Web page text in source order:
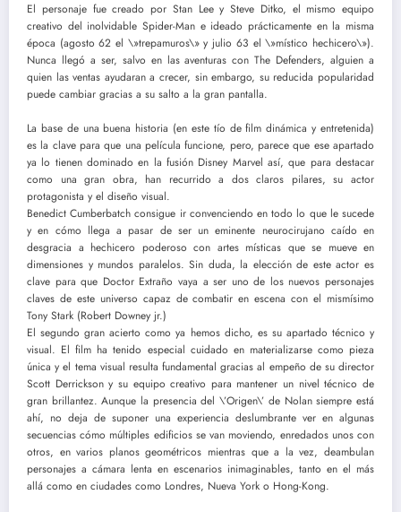
El personaje fue creado por Stan Lee y Steve Ditko, el mismo equipo
creativo del inolvidable Spider-Man e ideado prácticamente en la misma
época (agosto 62 el \»trepamuros\» y julio 63 el \»místico hechicero\»).
Nunca llegó a ser, salvo en las aventuras con The Defenders, alguien a
quien las ventas ayudaran a crecer, sin embargo, su reducida popularidad
puede cambiar gracias a su salto a la gran pantalla.
La base de una buena historia (en este tío de film dinámica y entretenida)
es la clave para que una película funcione, pero, parece que ese apartado
ya lo tienen dominado en la fusión Disney Marvel así, que para destacar
como una gran obra, han recurrido a dos claros pilares, su actor
protagonista y el diseño visual.
Benedict Cumberbatch consigue ir convenciendo en todo lo que le sucede
y en cómo llega a pasar de ser un eminente neurocirujano caído en
desgracia a hechicero poderoso con artes místicas que se mueve en
dimensiones y mundos paralelos. Sin duda, la elección de este actor es
clave para que Doctor Extraño vaya a ser uno de los nuevos personajes
claves de este universo capaz de combatir en escena con el mismísimo
Tony Stark (Robert Downey jr.)
El segundo gran acierto como ya hemos dicho, es su apartado técnico y
visual. El film ha tenido especial cuidado en materializarse como pieza
única y el tema visual resulta fundamental gracias al empeño de su director
Scott Derrickson y su equipo creativo para mantener un nivel técnico de
gran brillantez. Aunque la presencia del \’Origen\’ de Nolan siempre está
ahí, no deja de suponer una experiencia deslumbrante ver en algunas
secuencias cómo múltiples edificios se van moviendo, enredados unos con
otros, en varios planos geométricos mientras que a la vez, deambulan
personajes a cámara lenta en escenarios inimaginables, tanto en el más
allá como en ciudades como Londres, Nueva York o Hong-Kong.